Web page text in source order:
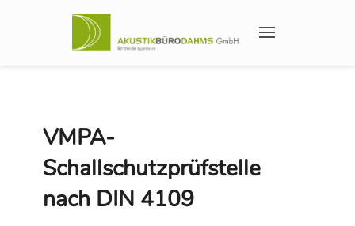
VMPA-
Schallschutzprüfstelle
nach DIN 4109